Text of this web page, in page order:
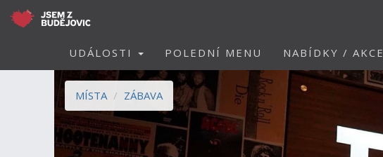
UDÁLOSTI POLEDNÍ MENU NABÍDKY / AKCE
MÍSTA ZÁBAVA